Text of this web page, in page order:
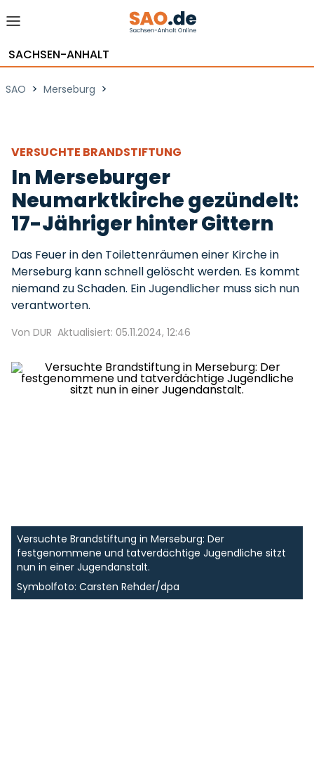
SACHSEN-ANHALT
SAO > Merseburg >
VERSUCHTE BRANDSTIFTUNG
In Merseburger
Neumarktkirche gezündelt:
17-Jähriger hinter Gittern
Das Feuer in den Toilettenräumen einer Kirche in
Merseburg kann schnell gelöscht werden. Es kommt
niemand zu Schaden. Ein Jugendlicher muss sich nun
verantworten.
Von DUR Aktualisiert: 05.11.2024, 12:46
Versuchte Brandstiftung in Merseburg: Der
festgenommene und tatverdächtige Jugendliche sitzt
nun in einer Jugendanstalt.
Symbolfoto: Carsten Rehder/dpa